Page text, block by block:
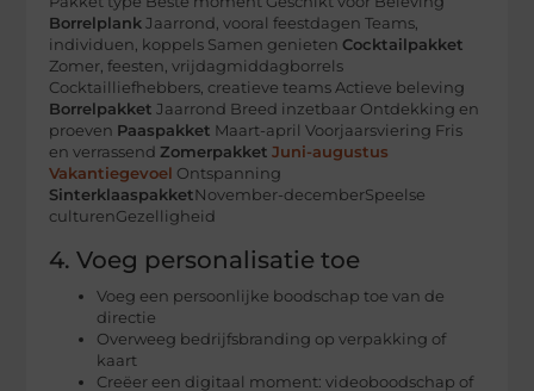
Borrelplank Jaarrond, vooral feestdagen Teams,
individuen, koppels Samen genieten Cocktailpakket
Zomer, feesten, vrijdagmiddagborrels
Cocktailliefhebbers, creatieve teams Actieve beleving
Borrelpakket Jaarrond Breed inzetbaar Ontdekking en
proeven Paaspakket Maart-april Voorjaarsviering Fris
en verrassendZomerpakket Juni-augustus
Vakantiegevoel Ontspanning
SinterklaaspakketNovember-decemberSpeelse
culturenGezelligheid
4. Voeg personalisatie toe
Voeg een persoonlijke boodschap toe van de
directie
Overweeg bedrijfsbranding op verpakking of
kaart
Creëer een digitaal moment: videoboodschap of